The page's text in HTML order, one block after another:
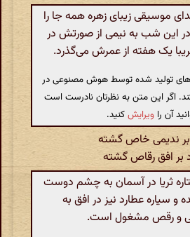
موسیقی زیبای زهره همه جا را
در این شب به نیمی از صورتش در
یک هفته از عمرش می‌گذرد.
تولید شده توسط هوش مصنوعی در
اگر این متن به نظرتان نادرست است
آن را ویرایشکنید.
بر ندیمی خاص گشته
بر افق رقاص گشته
ثریا در آسمان به چشم دوست
سیاره عطارد نیز در افق به
و رقص مشغول است.